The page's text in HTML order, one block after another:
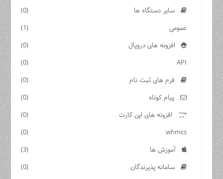
سایر دستگاه ها
(0)
عمومی
(1)
افزونه های دروپال
(0)
API
(0)
فرم های ثبت نام
(0)
پیام کوتاه
(0)
افزونه های اپن کارت
(0)
whmcs
(0)
آموزش ها
(3)
سامانه پذیرندگان
(0)